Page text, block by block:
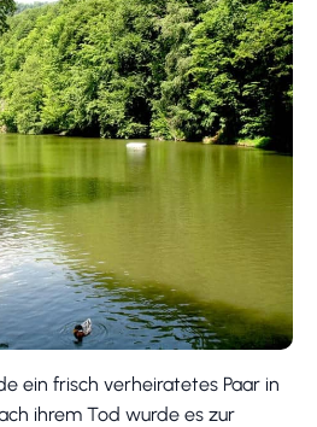
ein frisch verheiratetes Paar in
ihrem Tod wurde es zur